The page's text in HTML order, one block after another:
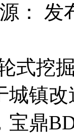
： 发
式挖
城镇
宝鼎